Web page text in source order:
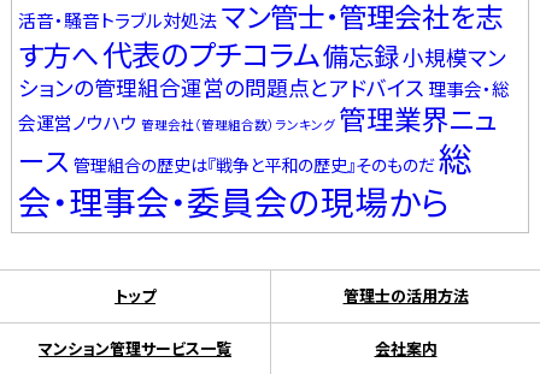
活音・騒音トラブル対処法 マン管士・管理会社を志
す方へ代表のプチコラム備忘録小規模マン
ションの管理組合運営の問題点とアドバイス 理事会・総
会運営ノウハウ 管理会社（管理組合数）ランキング 管理業界ニュ
ース 管理組合の歴史は『戦争と平和の歴史』そのものだ総
会・理事会・委員会の現場から
トップ 管理士の活用方法
マンション管理サービス一覧 会社案内